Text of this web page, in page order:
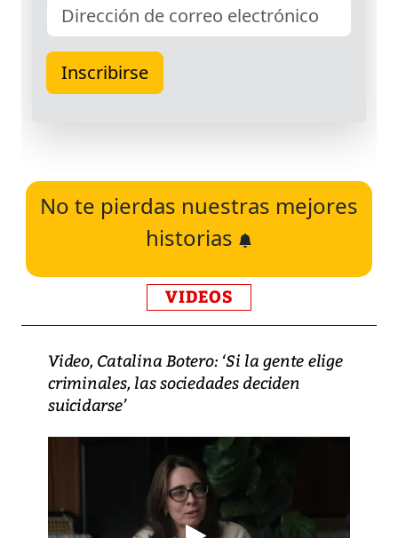
No te pierdas nuestras mejores
historias
VIDEOS
Video, Catalina Botero: ‘Si la gente elige
criminales, las sociedades deciden
suicidarse’